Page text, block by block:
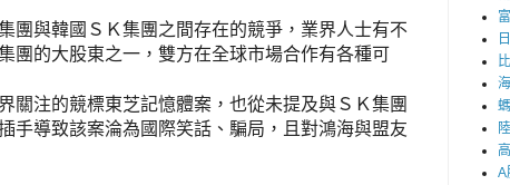
團與韓國ＳＫ集團之間存在的競爭，業界人士有不
團的大股東之一，雙方在全球市場合作有各種可
關注的競標東芝記憶體案，也從未提及與ＳＫ集團
手導致該案淪為國際笑話、騙局，且對鴻海與盟友
A